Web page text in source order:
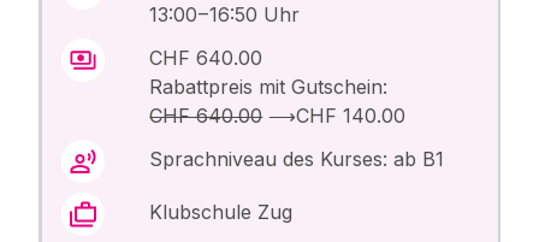
13:00 – 16:50 Uhr
CHF 640.00
Rabattpreis mit Gutschein:
CHF 640.00⟶CHF 140.00
Sprachniveau des Kurses: ab B1
Klubschule Zug